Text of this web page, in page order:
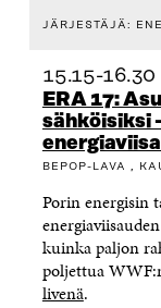
JÄRJESTÄJÄ:
15.15-16.30
ERA 17:
sähköisiksi
BEPOP-LAVA ,
Porin energisin
kuinka paljon
poljettua
livenä.